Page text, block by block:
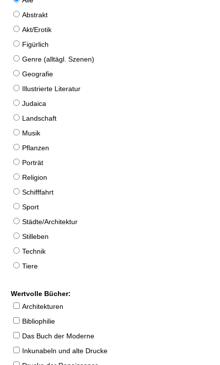
Abstrakt
Akt/Erotik
Figürlich
Genre (alltägl. Szenen)
Geografie
Illustrierte Literatur
Judaica
Landschaft
Musik
Pflanzen
Porträt
Religion
Schifffahrt
Sport
Städte/Architektur
Stilleben
Technik
Tiere
Wertvolle Bücher:
Architekturen
Bibliophilie
Das Buch der Moderne
Inkunabeln und alte Drucke